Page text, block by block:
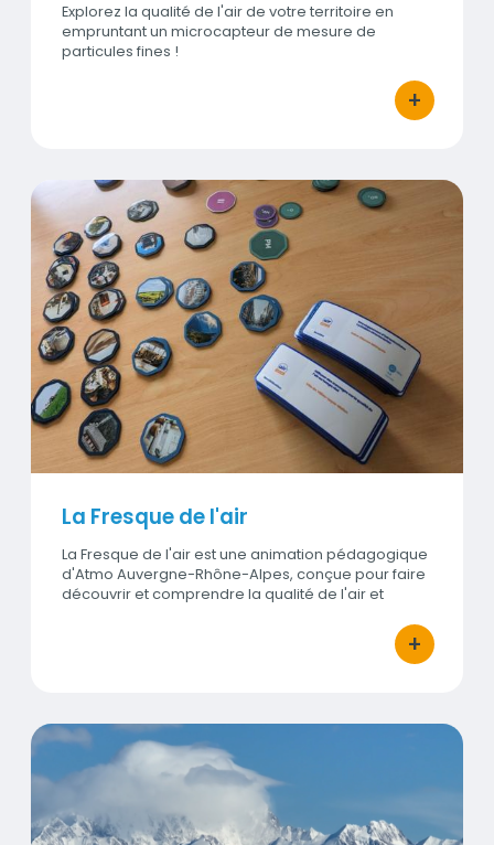
Explorez la qualité de l'air de votre territoire en
empruntant un microcapteur de mesure de
particules fines !
+
bouton
La Fresque de l'air
Visuel
La Fresque de l'air
La Fresque de l'air est une animation pédagogique
d'Atmo Auvergne-Rhône-Alpes, conçue pour faire
découvrir et comprendre la qualité de l'air et
+
bouton
Le film Notre Air